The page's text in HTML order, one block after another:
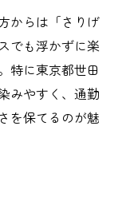
からは「さりげ
でも浮かずに楽
特に東京都世田
みやすく、通勤
を保てるのが魅